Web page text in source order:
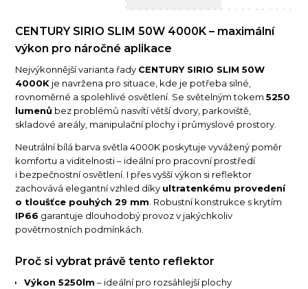
CENTURY SIRIO SLIM 50W 4000K – maximální
výkon pro náročné aplikace
Nejvýkonnější varianta řady CENTURY SIRIO SLIM 50W
4000K je navržena pro situace, kde je potřeba silné,
rovnoměrné a spolehlivé osvětlení. Se světelným tokem5250
lumenů bez problémů nasvítí větší dvory, parkoviště,
skladové areály, manipulační plochy i průmyslové prostory.
Neutrální bílá barva světla 4000K poskytuje vyvážený poměr
komfortu a viditelnosti – ideální pro pracovní prostředí
i bezpečnostní osvětlení. I přes vyšší výkon si reflektor
zachovává elegantní vzhled díky ultratenkému provedení
o tloušťce pouhých 29 mm . Robustní konstrukce s krytím
IP66 garantuje dlouhodobý provoz v jakýchkoliv
povětrnostních podmínkách.
Proč si vybrat právě tento reflektor
Výkon 5250lm – ideální pro rozsáhlejší plochy